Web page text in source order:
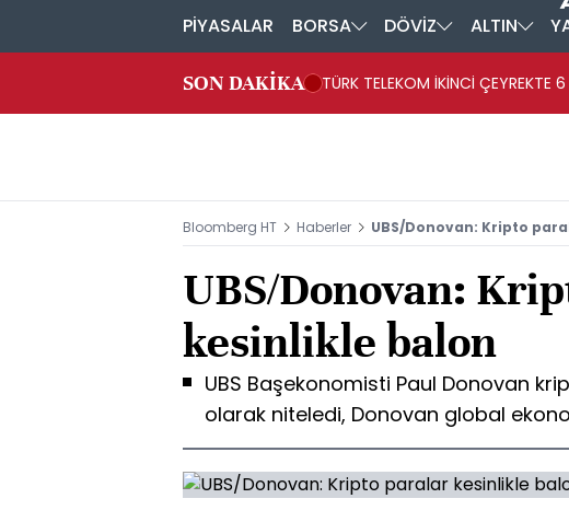
PİYASALAR BORSA DÖVİZ ALTIN
SON DAKİKA TÜRK TELEKOM İKİNCİ ÇEYREKTE
Bloomberg HT Haberler UBS/Donovan: Kripto
UBS/Donovan:
kesinlikle balon
UBS Başekonomisti Paul Donovan
olarak niteledi, Donovan global